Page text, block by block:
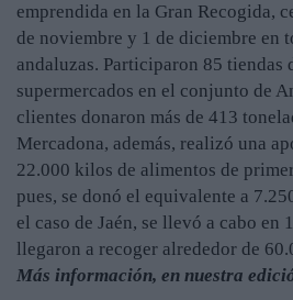
emprendida en la Gran Recogida,
de noviembre y 1 de diciembre en
andaluzas. Participaron 85 tiendas
supermercados en el conjunto de
clientes donaron más de 413
Mercadona, además, realizó una
22.000 kilos de alimentos de
pues, se donó el equivalente a
el caso de Jaén, se llevó a cabo en
llegaron a recoger alrededor de
Más información, en nuestra